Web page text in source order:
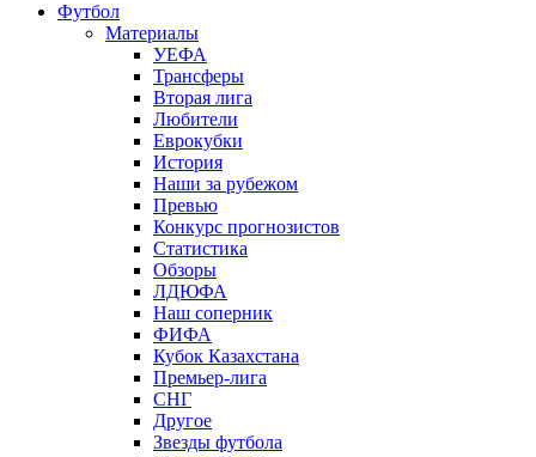
Футбол
Материалы
УЕФА
Трансферы
Вторая лига
Любители
Еврокубки
История
Наши за рубежом
Превью
Конкурс прогнозистов
Статистика
Обзоры
ЛДЮФА
Наш соперник
ФИФА
Кубок Казахстана
Премьер-лига
СНГ
Другое
Звезды футбола